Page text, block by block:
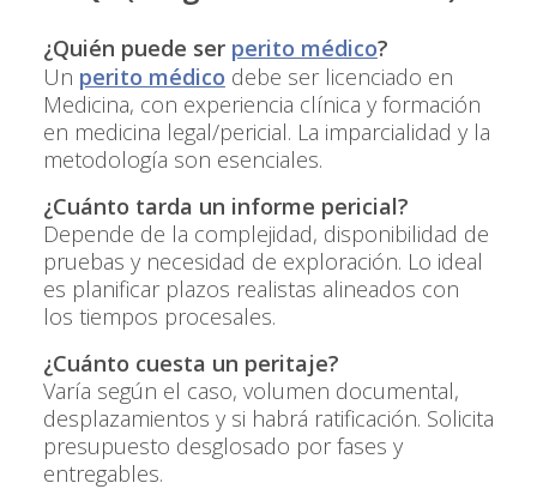
¿Quién puede ser perito médico?
Un perito médico debe ser licenciado en
Medicina, con experiencia clínica y formación
en medicina legal/pericial. La imparcialidad y la
metodología son esenciales.
¿Cuánto tarda un informe pericial?
Depende de la complejidad, disponibilidad de
pruebas y necesidad de exploración. Lo ideal
es planificar plazos realistas alineados con
los tiempos procesales.
¿Cuánto cuesta un peritaje?
Varía según el caso, volumen documental,
desplazamientos y si habrá ratificación. Solicita
presupuesto desglosado por fases y
entregables.